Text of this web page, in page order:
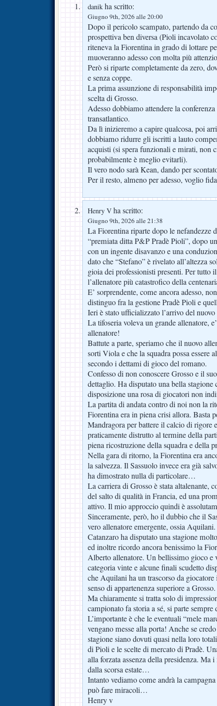
danik ha scritto:
Giugno 9th, 2026 alle 20:00
Dopo il pericolo scampato, partendo da
prospettiva ben diversa (Pioli incavolato
riteneva la Fiorentina in grado di lottare
muoveranno adesso con molta più
Però si riparte completamente da zero,
e senza coppe.
La prima assunzione di responsabilità
scelta di Grosso.
Adesso dobbiamo attendere la
transatlantico.
Da lì inizieremo a capire qualcosa, poi
dobbiamo ridurre gli iscritti a lauto
acquisti (si spera funzionali e mirati, non
probabilmente è meglio evitarli).
Il vero nodo sarà Kean, dando per
Per il resto, almeno per adesso, voglio
Henry V ha scritto:
Giugno 9th, 2026 alle 21:38
La Fiorentina riparte dopo le nefandezze
“premiata ditta P&P Pradè Pioli”, dopo
con un ingente disavanzo e una
dato che “Stefano” è rivelato all’altezza
gioia dei professionisti presenti. Per tutto
l’allenatore più catastrofico della
E’ sorprendente, come ancora adesso,
distinguo fra la gestione Pradè Pioli e
Ieri è stato ufficializzato l’arrivo del
La tifoseria voleva un grande allenatore,
allenatore!
Battute a parte, speriamo che il nuovo
sorti Viola e che la squadra possa essere
secondo i dettami di gioco del romano.
Confesso di non conoscere Grosso e il
dettaglio. Ha disputato una bella stagione
disposizione una rosa di giocatori non
La partita di andata contro di noi non la
Fiorentina era in piena crisi allora. Basta
Mandragora per battere il calcio di rigore
praticamente distrutto al termine della
piena ricostruzione della squadra e della
Nella gara di ritorno, la Fiorentina era
la salvezza. Il Sassuolo invece era già
ha dimostrato nulla di particolare…
La carriera di Grosso è stata altalenante,
del salto di qualità in Francia, ed una
attivo. Il mio approccio quindi è
Sinceramente, però, ho il dubbio che il
vero allenatore emergente, ossia
Catanzaro ha disputato una stagione
ed inoltre ricordo ancora benissimo la
Alberto allenatore. Un bellissimo gioco e
categoria vinte e alcune finali scudetto
che Aquilani ha un trascorso da
senso di appartenenza superiore a Grosso.
Ma chiaramente si tratta solo di
campionato fa storia a sé, si parte
L’importante è che le eventuali “mele
vengano messe alla porta! Anche se
stagione siano dovuti quasi nella loro
di Pioli e le scelte di mercato di Pradè.
alla forzata assenza della presidenza.
dalla scorsa estate…
Intanto vediamo come andrà la
può fare miracoli…
Henry v